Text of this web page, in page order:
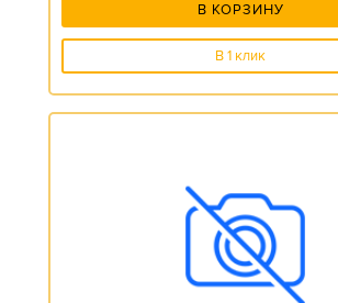
В КОРЗИНУ
В 1 клик